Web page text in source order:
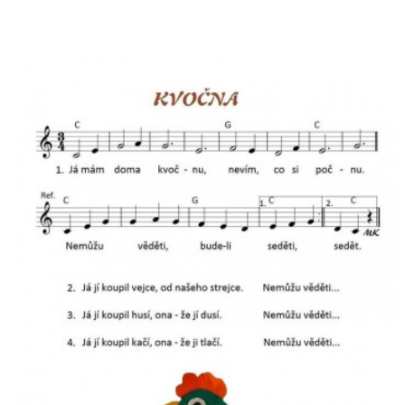
SVĚTOVÝ DEN VODY 22. BŘEZEN
KREATIVNÍ OVOCNÉ A ZELENINOVÉ MLSÁNÍ
RECENZE NA KNIHY
RECENZE NA HRAČKY
MIKULÁŠSKÁ NADÍLKA